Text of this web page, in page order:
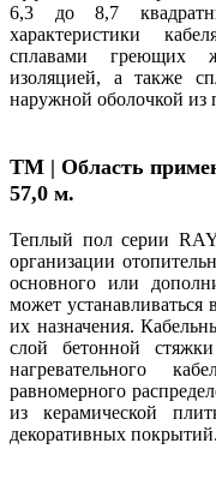
6,3 до 8,7
характеристики
сплавами греющих
изоляцией, а также
наружной оболочкой из
TM | Область
57,0 м.
Теплый пол серии
организации
основного или
может
их назначения.
слой бетонной
нагревательного
равномерного
из керамической
декоративных покрытий.